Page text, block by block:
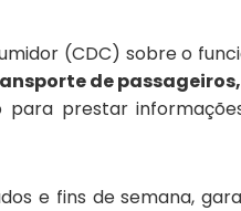
(CDC) sobre o
de
para prestar
e fins de semana,